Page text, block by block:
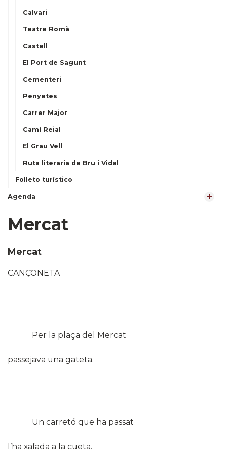
Calvari
Teatre Romà
Castell
El Port de Sagunt
Cementeri
Penyetes
Carrer Major
Camí Reial
El Grau Vell
Ruta literaria de Bru i Vidal
Folleto turístico
Agenda
Mercat
Mercat
CANÇONETA
Per la plaça del Mercat
passejava una gateta.
Un carretó que ha passat
l’ha xafada a la cueta.